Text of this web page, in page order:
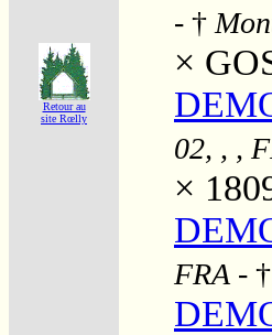
Retour au
site Rœlly
- †
×
02, , ,
×
FRA -